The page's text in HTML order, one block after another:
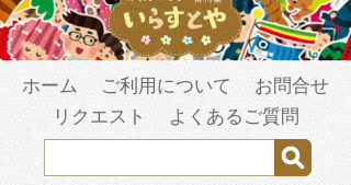
ホーム ご利用について
お問合せ
リクエスト
よくあるご質問